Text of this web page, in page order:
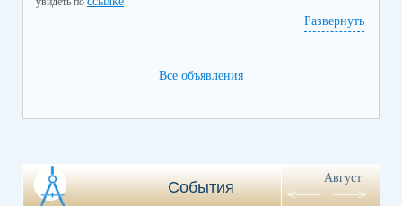
Развернуть
Все объявления
События
Август